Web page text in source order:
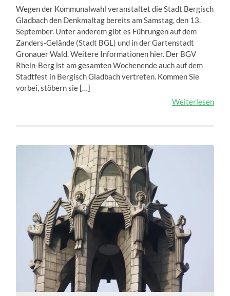
Wegen der Kommunalwahl veranstaltet die Stadt Bergisch
Gladbach den Denkmaltag bereits am Samstag, den 13.
September. Unter anderem gibt es Führungen auf dem
Zanders-Gelände (Stadt BGL) und in der Gartenstadt
Gronauer Wald. Weitere Informationen hier. Der BGV
Rhein-Berg ist am gesamten Wochenende auch auf dem
Stadtfest in Bergisch Gladbach vertreten. Kommen Sie
vorbei, stöbern sie […]
Weiterlesen